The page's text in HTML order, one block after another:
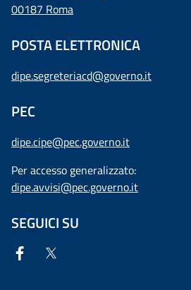
00187 Roma
POSTA ELETTRONICA
dipe.segreteriacd@governo.it
PEC
dipe.cipe@pec.governo.it
Per accesso generalizzato:
dipe.avvisi@pec.governo.it
SEGUICI SU